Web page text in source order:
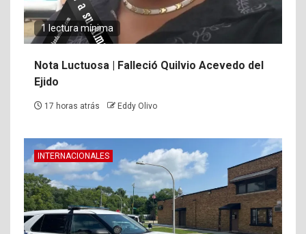
1 lectura mínima
Nota Luctuosa | Falleció Quilvio Acevedo del
Ejido
17 horas atrás Eddy Olivo
INTERNACIONALES